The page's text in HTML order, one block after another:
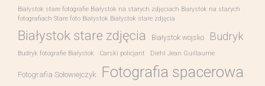
Białystok stare fotografie Białystok na starych zdjęciach Białystok na starych
fotografiach Stare foto Białystok Białystok stare zdjęcia
Białystok stare zdjęcia Białystok wojsko Budryk
Budryk fotografie Białystok Carski policjant Diehl Jean Guillaume
Fotografia Sołowiejczyk Fotografia spacerowa